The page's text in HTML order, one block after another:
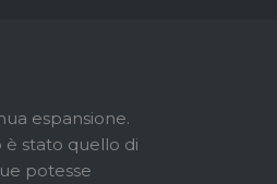
espansione.
stato quello di
potesse